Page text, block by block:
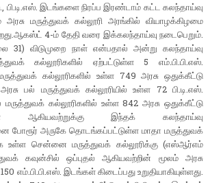
பி.டி.எஸ். இடங்களை நிரப்ப இரண்டாம் கட்ட கலந்தாய்வு
மருத்துவக் கல்லூரி அரங்கில் வியாழக்கிழமை
ஆகஸ்ட் 4-ம் தேதி வரை இக்கலந்தாய்வு நடைபெறும்.
31) விடுமுறை நாள் என்பதால் அன்று கலந்தாய்வு
கல்லூரிகளில் ஏற்பட்டுள்ள 5 எம்.பி.பி.எஸ்.
மருத்துவக் கல்லூரிகளில் உள்ள 749 அரசு ஒதுக்கீட்டு
பல் மருத்துவக் கல்லூரியில் உள்ள 72 பி.டி.எஸ்.
மருத்துவக் கல்லூரிகளில் உள்ள 842 அரசு ஒதுக்கீட்டு
ஆகியவற்றுக்கு இந்தக் கலந்தாய்வு
போரூர் அருகே தொடங்கப்பட்டுள்ள மாதா மருத்துவக்
உள்ள சென்னை மருத்துவக் கல்லூரிக்கு (எஸ்ஆர்எம்
கவுன்சில் ஒப்புதல் ஆகியவற்றின் மூலம் அரசு
எம்.பி.பி.எஸ். இடங்கள் கிடைப்பது உறுதியாகியுள்ளது.